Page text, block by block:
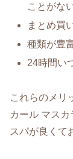
ことがな
まとめ買
種類が豊
24時間い
これらのメリ
カール マス
スパが良くて